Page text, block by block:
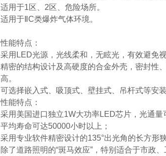
适用于1区、2区、危险场所。
适用于ⅡC类爆炸气体环境。
性能特点：
采用LED光源，光线柔和，无眩光，有效避免
精密的结构设计及高硬度的合金外壳，密封性
高。
可选择嵌入式、吸顶式、壁挂式、吊杆式等安装
性能特点：
采用美国进口独立1W大功率LED芯片，光通
平均寿命可达50000小时以上；
采用专业软件精密设计的135°出光角的长方形
除了道路照明的“斑马效应”，特别适合于市政